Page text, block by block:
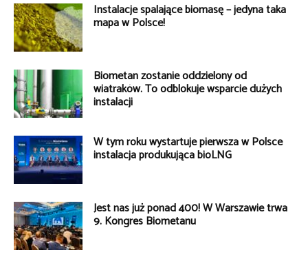
Instalacje spalające biomasę – jedyna taka
mapa w Polsce!
Biometan zostanie oddzielony od
wiatraków. To odblokuje wsparcie dużych
instalacji
W tym roku wystartuje pierwsza w Polsce
instalacja produkująca bioLNG
Jest nas już ponad 400! W Warszawie trwa
9. Kongres Biometanu